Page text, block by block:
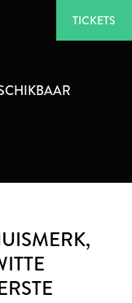
TICKETS